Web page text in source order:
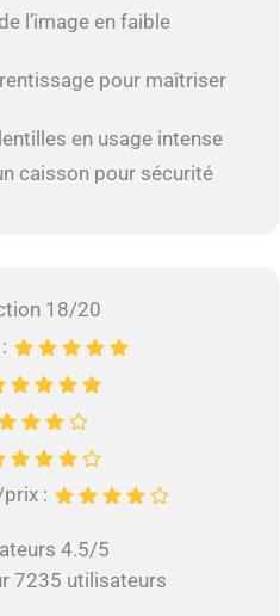
l’image en faible
pour maîtriser
en usage intense
caisson pour sécurité
18/20
:
4.5/5
7235 utilisateurs